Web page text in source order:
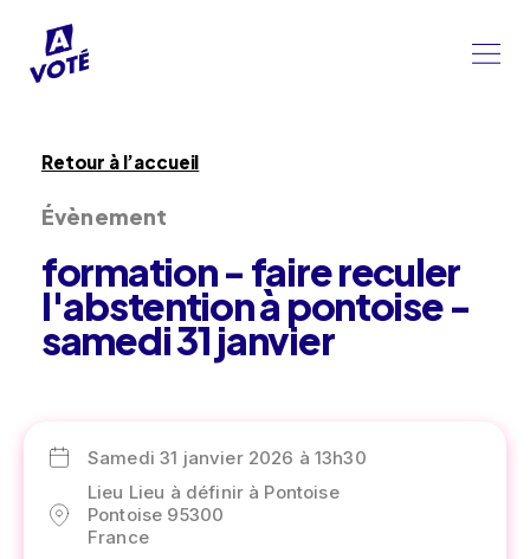
Retour à l’accueil
Évènement
formation - faire reculer
l'abstention à pontoise -
samedi 31 janvier
Samedi 31 janvier 2026 à 13h30
Lieu Lieu à définir à Pontoise
Pontoise 95300
France